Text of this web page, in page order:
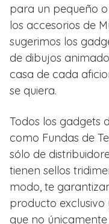
para un pequeño
los accesorios de
sugerimos los
de dibujos
casa de cada
se quiera.
Todos los gadgets
como Fundas de
sólo de
tienen sellos
modo, te
producto
que no